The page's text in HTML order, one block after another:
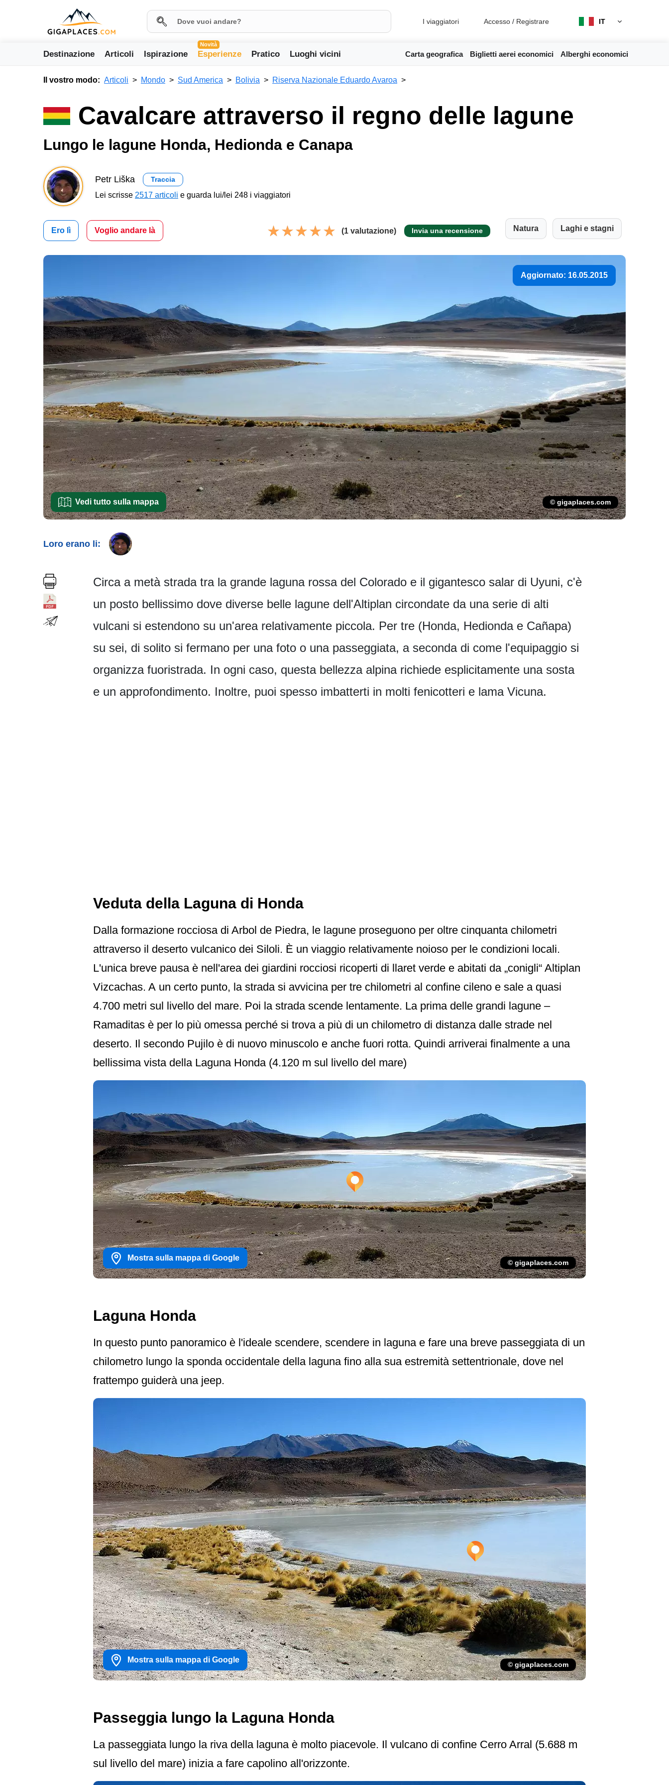
I viaggiatori Accesso / Registrare IT
Destinazione Articoli Ispirazione
Novità
Esperienze Pratico Luoghi vicini Carta geografica Biglietti aerei economici Alberghi economici
Il vostro modo: Articoli Mondo Sud America Bolivia Riserva Nazionale Eduardo Avaroa
Cavalcare attraverso il regno delle lagune
Lungo le lagune Honda, Hedionda e Canapa
Petr Liška Traccia
Lei scrisse 2517 articoli e guarda lui/lei 248 i viaggiatori
Ero lì Voglio andare là (1 valutazione) Invia una recensione Natura Laghi e stagni
Aggiornato: 16.05.2015
Vedi tutto sulla mappa © gigaplaces.com
Loro erano li:
Circa a metà strada tra la grande laguna rossa del Colorado e il gigantesco salar di Uyuni, c'è
un posto bellissimo dove diverse belle lagune dell'Altiplan circondate da una serie di alti
vulcani si estendono su un'area relativamente piccola. Per tre (Honda, Hedionda e Cañapa)
su sei, di solito si fermano per una foto o una passeggiata, a seconda di come l'equipaggio si
organizza fuoristrada. In ogni caso, questa bellezza alpina richiede esplicitamente una sosta
e un approfondimento. Inoltre, puoi spesso imbatterti in molti fenicotteri e lama Vicuna.
Veduta della Laguna di Honda
Dalla formazione rocciosa di Arbol de Piedra, le lagune proseguono per oltre cinquanta chilometri
attraverso il deserto vulcanico dei Siloli. È un viaggio relativamente noioso per le condizioni locali.
L'unica breve pausa è nell'area dei giardini rocciosi ricoperti di llaret verde e abitati da „conigli“ Altiplan
Vizcachas. A un certo punto, la strada si avvicina per tre chilometri al confine cileno e sale a quasi
4.700 metri sul livello del mare. Poi la strada scende lentamente. La prima delle grandi lagune –
Ramaditas è per lo più omessa perché si trova a più di un chilometro di distanza dalle strade nel
deserto. Il secondo Pujilo è di nuovo minuscolo e anche fuori rotta. Quindi arriverai finalmente a una
bellissima vista della Laguna Honda (4.120 m sul livello del mare)
Mostra sulla mappa di Google
© gigaplaces.com
Laguna Honda
In questo punto panoramico è l'ideale scendere, scendere in laguna e fare una breve passeggiata di un
chilometro lungo la sponda occidentale della laguna fino alla sua estremità settentrionale, dove nel
frattempo guiderà una jeep.
Mostra sulla mappa di Google
© gigaplaces.com
Passeggia lungo la Laguna Honda
La passeggiata lungo la riva della laguna è molto piacevole. Il vulcano di confine Cerro Arral (5.688 m
sul livello del mare) inizia a fare capolino all'orizzonte.